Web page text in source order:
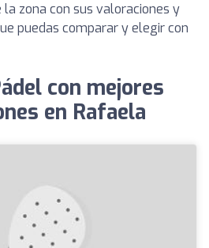
zona con sus valoraciones y
puedas comparar y elegir con
con mejores
en Rafaela